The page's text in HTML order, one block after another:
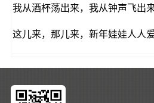
我从酒杯荡出来，我从钟声飞出来
这儿来，那儿来，新年娃娃人人爱